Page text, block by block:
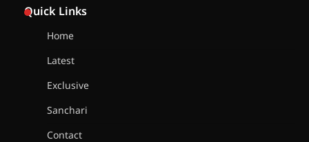
Quick Links
Home
Latest
Exclusive
Sanchari
Contact